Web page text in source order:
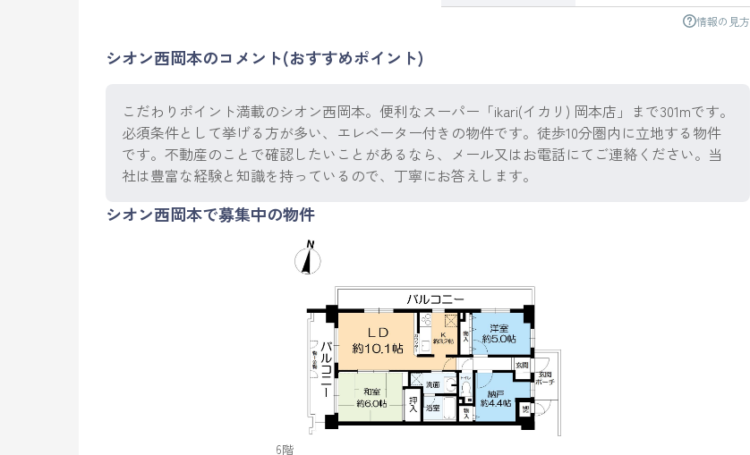
情報の見方
シオン西岡本のコメント(おすすめポイント)
こだわりポイント満載のシオン西岡本。便利なスーパー「ikari(イカリ) 岡本店」まで301mです。
必須条件として挙げる方が多い、エレベーター付きの物件です。徒歩10分圏内に立地する物件
です。不動産のことで確認したいことがあるなら、メール又はお電話にてご連絡ください。当
社は豊富な経験と知識を持っているので、丁寧にお答えします。
シオン西岡本で募集中の物件
6階